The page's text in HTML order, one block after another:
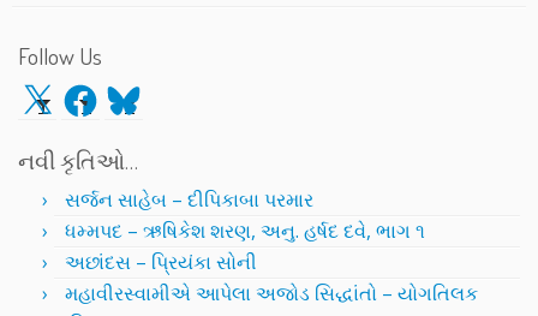
Follow Us
X Facebook
Bluesky
નવી કૃતિઓ…
સર્જન સાહેબ – દીપિકાબા પરમાર
ધમ્મપદ – ઋષિકેશ શરણ, અનુ. હર્ષદ દવે, ભાગ ૧
અછાંદસ – પ્રિયંકા સોની
મહાવીરસ્વામીએ આપેલા અજોડ સિદ્ધાંતો – યોગતિલક